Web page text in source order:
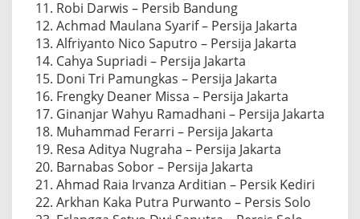
Robi Darwis – Persib Bandung
Achmad Maulana Syarif – Persija Jakarta
Alfriyanto Nico Saputro – Persija Jakarta
Cahya Supriadi – Persija Jakarta
Doni Tri Pamungkas – Persija Jakarta
Frengky Deaner Missa – Persija Jakarta
Ginanjar Wahyu Ramadhani – Persija Jakarta
Muhammad Ferarri – Persija Jakarta
Resa Aditya Nugraha – Persija Jakarta
Barnabas Sobor – Persija Jakarta
Ahmad Raia Irvanza Arditian – Persik Kediri
Arkhan Kaka Putra Purwanto – Persis Solo